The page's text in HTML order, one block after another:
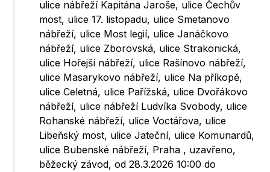
ulice nábřeží Kapitána Jaroše, ulice Čechův
most, ulice 17. listopadu, ulice Smetanovo
nábřeží, ulice Most legií, ulice Janáčkovo
nábřeží, ulice Zborovská, ulice Strakonická,
ulice Hořejší nábřeží, ulice Rašínovo nábřeží,
ulice Masarykovo nábřeží, ulice Na příkopě,
ulice Celetná, ulice Pařížská, ulice Dvořákovo
nábřeží, ulice nábřeží Ludvíka Svobody, ulice
Rohanské nábřeží, ulice Voctářova, ulice
Libeňský most, ulice Jateční, ulice Komunardů,
ulice Bubenské nábřeží, Praha , uzavřeno,
běžecký závod, od 28.3.2026 10:00 do